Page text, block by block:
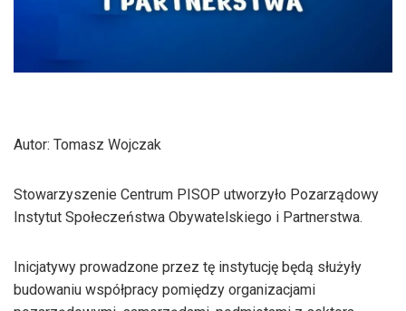
Autor: Tomasz Wojczak
Stowarzyszenie Centrum PISOP utworzyło Pozarządowy
Instytut Społeczeństwa Obywatelskiego i Partnerstwa.
Inicjatywy prowadzone przez tę instytucję będą służyły
budowaniu współpracy pomiędzy organizacjami